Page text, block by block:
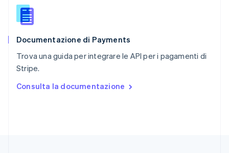
Documentazione di Payments
Trova una guida per integrare le API per i pagamenti di
Stripe.
Consulta la documentazione
English
Slovacchia
Slovenia
Spagna
Español
English Español简体中文